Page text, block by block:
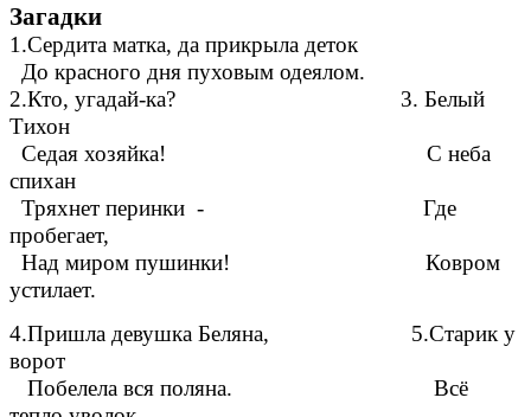
Загадки
1.Сердита матка, да прикрыла деток
До красного дня пуховым одеялом.
2.Кто, угадай-ка? 3. Белый
Тихон
Седая хозяйка! С неба
спихан
Тряхнет перинки - Где
пробегает,
Над миром пушинки! Ковром
устилает.
4.Пришла девушка Беляна, 5.Старик у
ворот
Побелела вся поляна. Всё